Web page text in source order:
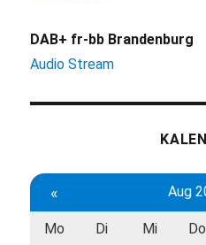
DAB+ fr-bb Brandenburg
Audio Stream
« Aug
Mo Di Mi Do